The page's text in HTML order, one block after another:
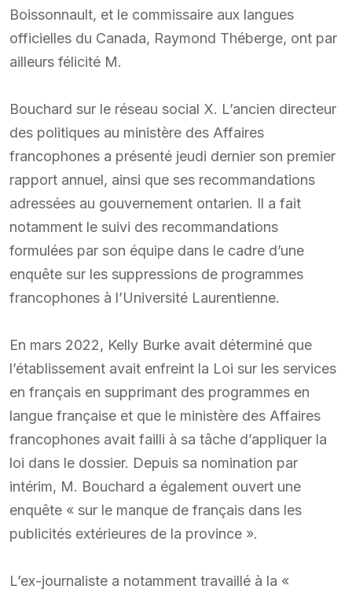
Boissonnault, et le commissaire aux langues
officielles du Canada, Raymond Théberge, ont par
ailleurs félicité M.
Bouchard sur le réseau social X. L’ancien directeur
des politiques au ministère des Affaires
francophones a présenté jeudi dernier son premier
rapport annuel, ainsi que ses recommandations
adressées au gouvernement ontarien. Il a fait
notamment le suivi des recommandations
formulées par son équipe dans le cadre d’une
enquête sur les suppressions de programmes
francophones à l’Université Laurentienne.
En mars 2022, Kelly Burke avait déterminé que
l’établissement avait enfreint la Loi sur les services
en français en supprimant des programmes en
langue française et que le ministère des Affaires
francophones avait failli à sa tâche d’appliquer la
loi dans le dossier. Depuis sa nomination par
intérim, M. Bouchard a également ouvert une
enquête « sur le manque de français dans les
publicités extérieures de la province ».
L’ex-journaliste a notamment travaillé à la «